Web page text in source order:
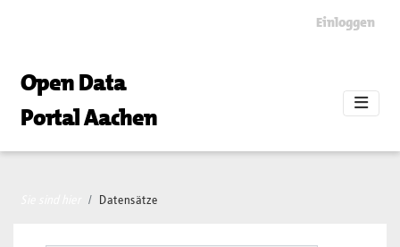
Einloggen
Open Data
Portal Aachen
Datensätze